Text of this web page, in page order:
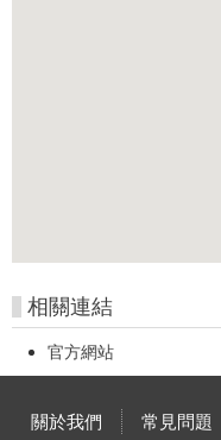
相關連結
官方網站
關於我們 常見問題